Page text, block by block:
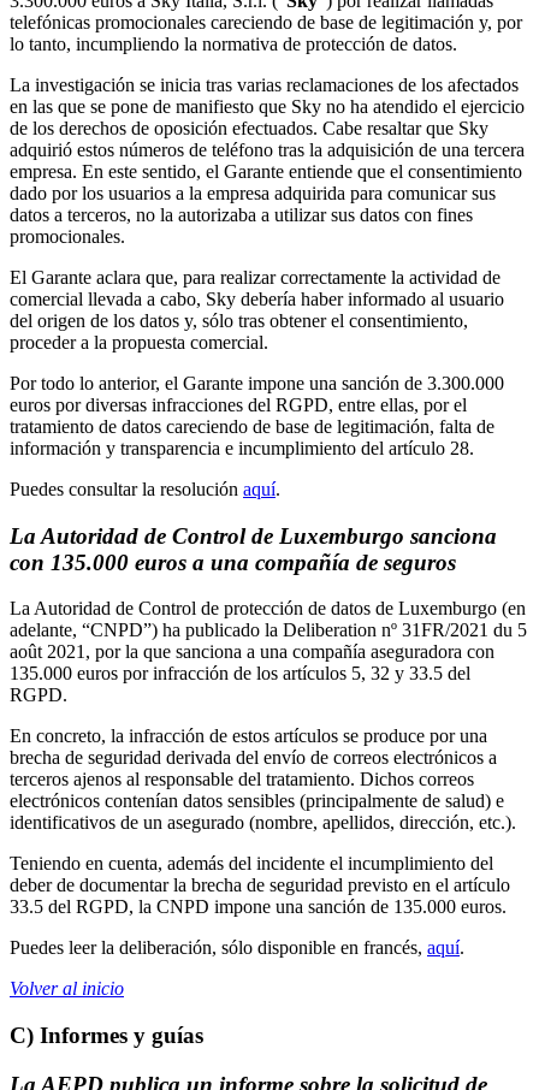
telefónicas promocionales careciendo de base de legitimación y, por
lo tanto, incumpliendo la normativa de protección de datos.
La investigación se inicia tras varias reclamaciones de los afectados
en las que se pone de manifiesto que Sky no ha atendido el ejercicio
de los derechos de oposición efectuados. Cabe resaltar que Sky
adquirió estos números de teléfono tras la adquisición de una tercera
empresa. En este sentido, el Garante entiende que el consentimiento
dado por los usuarios a la empresa adquirida para comunicar sus
datos a terceros, no la autorizaba a utilizar sus datos con fines
promocionales.
El Garante aclara que, para realizar correctamente la actividad de
comercial llevada a cabo, Sky debería haber informado al usuario
del origen de los datos y, sólo tras obtener el consentimiento,
proceder a la propuesta comercial.
Por todo lo anterior, el Garante impone una sanción de 3.300.000
euros por diversas infracciones del RGPD, entre ellas, por el
tratamiento de datos careciendo de base de legitimación, falta de
información y transparencia e incumplimiento del artículo 28.
Puedes consultar la resolución aquí.
La Autoridad de Control de Luxemburgo sanciona
con 135.000 euros a una compañía de seguros
La Autoridad de Control de protección de datos de Luxemburgo (en
adelante, “CNPD”) ha publicado la Deliberation nº 31FR/2021 du 5
août 2021, por la que sanciona a una compañía aseguradora con
135.000 euros por infracción de los artículos 5, 32 y 33.5 del
RGPD.
En concreto, la infracción de estos artículos se produce por una
brecha de seguridad derivada del envío de correos electrónicos a
terceros ajenos al responsable del tratamiento. Dichos correos
electrónicos contenían datos sensibles (principalmente de salud) e
identificativos de un asegurado (nombre, apellidos, dirección, etc.).
Teniendo en cuenta, además del incidente el incumplimiento del
deber de documentar la brecha de seguridad previsto en el artículo
33.5 del RGPD, la CNPD impone una sanción de 135.000 euros.
Puedes leer la deliberación, sólo disponible en francés, aquí.
Volver al inicio
C) Informes y guías
La AEPD publica un informe sobre la solicitud de